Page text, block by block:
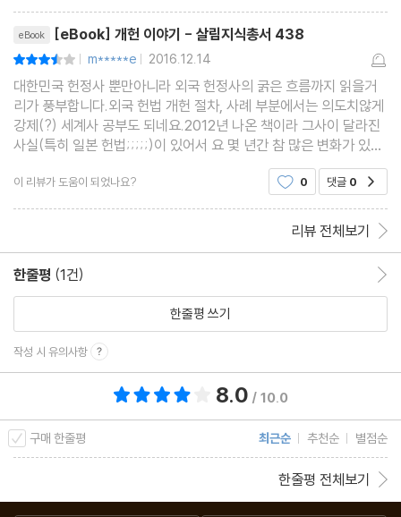
eBook [eBook] 개헌 이야기 - 살림지식총서 438
| m*****e | 2016.12.14
대한민국 헌정사 뿐만아니라 외국 헌정사의 굵은 흐름까지 읽을거
리가 풍부합니다.외국 헌법 개헌 절차, 사례 부분에서는 의도치않게
강제(?) 세계사 공부도 되네요.2012년 나온 책이라 그사이 달라진
사실(특히 일본 헌법;;;;;)이 있어서 요 몇 년간 참 많은 변화가 있었
음도 확인 할 수 있었습니다.덧붙여 지금 스멀스멀(?) 올라오는 개
헌이야기가 실제 개헌으로 이어지기 쉽지 않겠다
이 리뷰가 도움이 되었나요? 0 댓글 0
리뷰 전체보기
한줄평 (1건)
한줄평 쓰기
작성 시 유의사항
8.0 / 10.0
구매 한줄평 최근순 추천순 별점순
한줄평 전체보기